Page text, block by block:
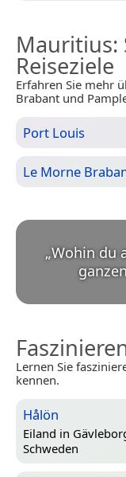
Mauritius:
Reiseziele
Erfahren Sie mehr
Brabant und
Port Louis
Le Morne
„Wohin du
Lernen Sie
kennen.
Hålön
Eiland in
Schweden